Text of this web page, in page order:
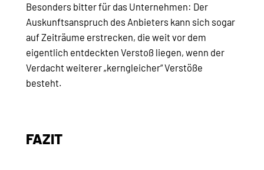
Besonders bitter für das Unternehmen: Der
Auskunftsanspruch des Anbieters kann sich sogar
auf Zeiträume erstrecken, die weit vor dem
eigentlich entdeckten Verstoß liegen, wenn der
Verdacht weiterer „kerngleicher“ Verstöße
besteht.
FAZIT